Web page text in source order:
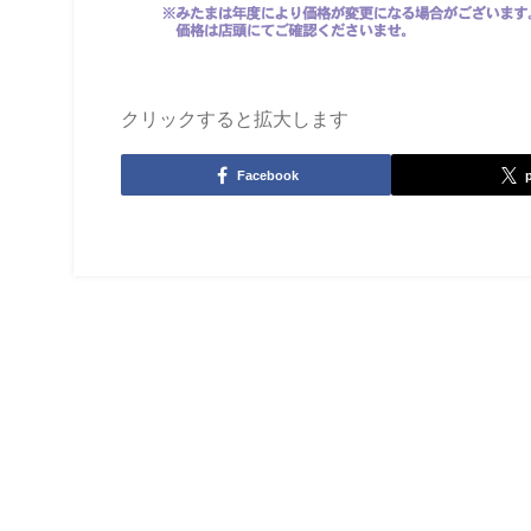
クリックすると拡大します
Facebook